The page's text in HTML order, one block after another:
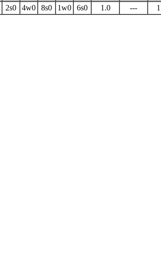
2s0 4w0 8s0 1w0 6s0 1.0 --- 1